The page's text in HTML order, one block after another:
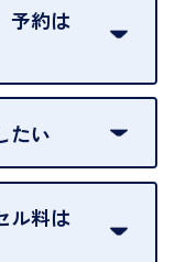
予約は
の予約は承って
にお越しくださ
がけください。
たい
い取ったお品物
い戻しはできま
ル料は